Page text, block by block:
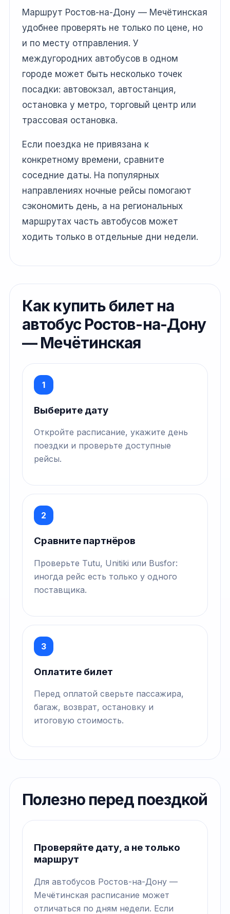
Маршрут Ростов-на-Дону — Мечётинская
удобнее проверять не только по цене, но
и по месту отправления. У
междугородних автобусов в одном
городе может быть несколько точек
посадки: автовокзал, автостанция,
остановка у метро, торговый центр или
трассовая остановка.
Если поездка не привязана к
конкретному времени, сравните
соседние даты. На популярных
направлениях ночные рейсы помогают
сэкономить день, а на региональных
маршрутах часть автобусов может
ходить только в отдельные дни недели.
Как купить билет на
автобус Ростов-на-Дону
— Мечётинская
1
Выберите дату
Откройте расписание, укажите день
поездки и проверьте доступные
рейсы.
2
Сравните партнёров
Проверьте Tutu, Unitiki или Busfor:
иногда рейс есть только у одного
поставщика.
3
Оплатите билет
Перед оплатой сверьте пассажира,
багаж, возврат, остановку и
итоговую стоимость.
Полезно перед поездкой
Проверяйте дату, а не только
маршрут
Для автобусов Ростов-на-Дону —
Мечётинская расписание может
отличаться по дням недели. Если